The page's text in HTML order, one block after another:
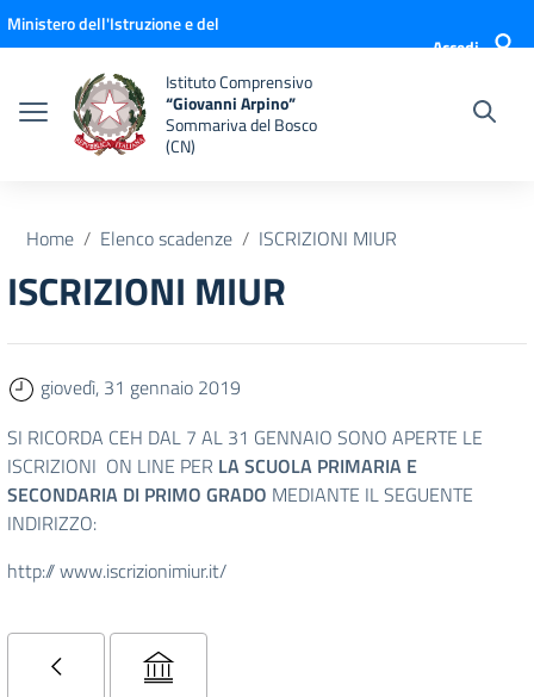
Vai ai contenuti
Vai al menu di navigazione
Vai al footer
Ministero dell'Istruzione e del
Accedi
Istituto Comprensivo
“Giovanni Arpino”
Sommariva del Bosco
(CN)
Home Elenco scadenze ISCRIZIONI MIUR
ISCRIZIONI MIUR
giovedì, 31 gennaio 2019
SI RICORDA CEH DAL 7 AL 31 GENNAIO SONO APERTE LE
ISCRIZIONI ON LINE PER LA SCUOLA PRIMARIA E
SECONDARIA DI PRIMO GRADO MEDIANTE IL SEGUENTE
INDIRIZZO:
http:// www.iscrizionimiur.it/